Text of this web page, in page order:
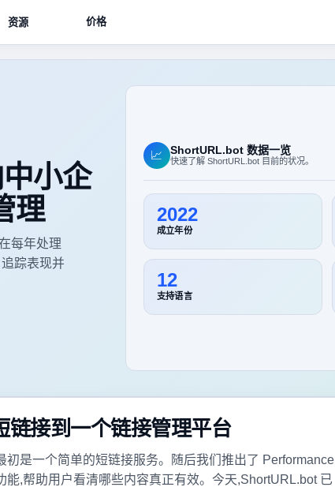
资源 价格
小企
理
每年处理
踪表现并
📈 ShortURL.bot 数据一览
快速了解 ShortURL.bot 目前的状况。
2022
成立年份
12
支持语言
链接到一个链接管理平台
初是一个简单的短链接服务。随后我们推出了 Performance
能,帮助用户看清哪些内容真正有效。今天,ShortURL.bot 已